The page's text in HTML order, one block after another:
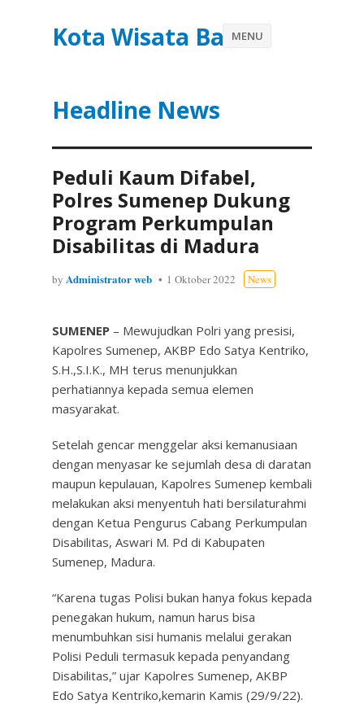
Kota Wisata Batu
Headline News
MENU
Peduli Kaum Difabel,
Polres Sumenep Dukung
Program Perkumpulan
Disabilitas di Madura
by Administrator web 1 Oktober 2022 News
SUMENEP – Mewujudkan Polri yang presisi,
Kapolres Sumenep, AKBP Edo Satya Kentriko,
S.H.,S.I.K., MH terus menunjukkan
perhatiannya kepada semua elemen
masyarakat.
Setelah gencar menggelar aksi kemanusiaan
dengan menyasar ke sejumlah desa di daratan
maupun kepulauan, Kapolres Sumenep kembali
melakukan aksi menyentuh hati bersilaturahmi
dengan Ketua Pengurus Cabang Perkumpulan
Disabilitas, Aswari M. Pd di Kabupaten
Sumenep, Madura.
“Karena tugas Polisi bukan hanya fokus kepada
penegakan hukum, namun harus bisa
menumbuhkan sisi humanis melalui gerakan
Polisi Peduli termasuk kepada penyandang
Disabilitas,” ujar Kapolres Sumenep, AKBP
Edo Satya Kentriko,kemarin Kamis (29/9/22).